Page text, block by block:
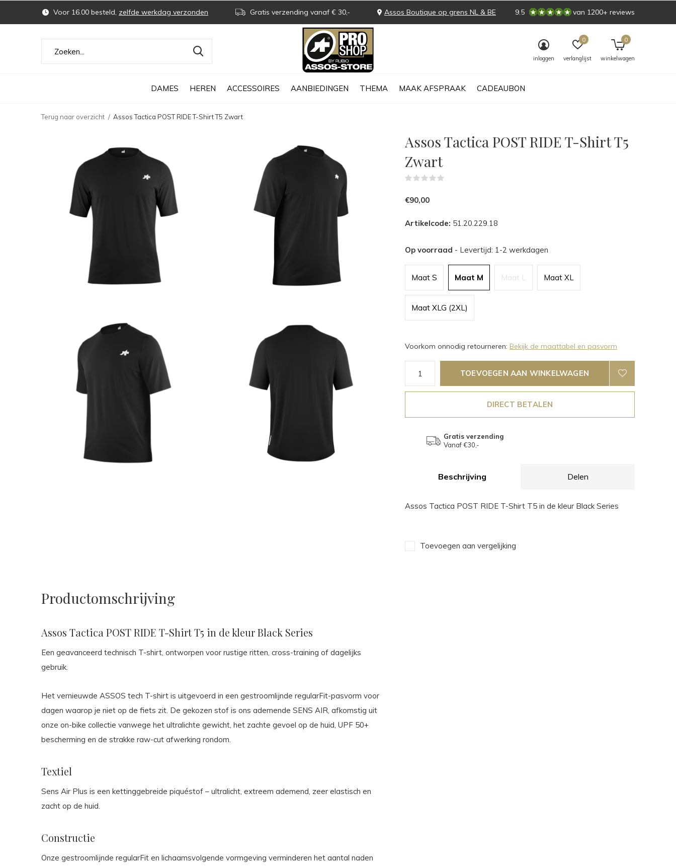
DAMES HEREN ACCESSOIRES AANBIEDINGEN THEMA MAAK AFSPRAAK CADEAUBON
inloggen verlanglijst
0
winkelwagen
0
Voor 16.00 besteld, zelfde werkdag verzonden Gratis verzending vanaf € 30,- Assos Boutique op grens NL & BE 9.5 van 1200+ reviews
Terug naar overzicht Assos Tactica POST RIDE T-Shirt T5 Zwart
Assos Tactica POST RIDE T-Shirt T5
Zwart
€90,00
Artikelcode: 51.20.229.18
Op voorraad - Levertijd: 1-2 werkdagen
Maat S Maat M Maat L Maat XL
Maat XLG (2XL)
Voorkom onnodig retourneren: Bekijk de maattabel en pasvorm
TOEVOEGEN AAN WINKELWAGEN
DIRECT BETALEN
Gratis verzending
Vanaf €30,-
Beschrijving Delen
Assos Tactica POST RIDE T-Shirt T5 in de kleur Black Series
Toevoegen aan vergelijking
Productomschrijving
Assos Tactica POST RIDE T-Shirt T5 in de kleur Black Series
Een geavanceerd technisch T-shirt, ontworpen voor rustige ritten, cross-training of dagelijks
gebruik.
Het vernieuwde ASSOS tech T-shirt is uitgevoerd in een gestroomlijnde regularFit-pasvorm voor
dagen waarop je niet op de fiets zit. De gekozen stof is ons ademende SENS AIR, afkomstig uit
onze on-bike collectie vanwege het ultralichte gewicht, het zachte gevoel op de huid, UPF 50+
bescherming en de strakke raw-cut afwerking rondom.
Textiel
Sens Air Plus is een kettinggebreide piquéstof – ultralicht, extreem ademend, zeer elastisch en
zacht op de huid.
Constructie
Onze gestroomlijnde regularFit en lichaamsvolgende vormgeving verminderen het aantal naden